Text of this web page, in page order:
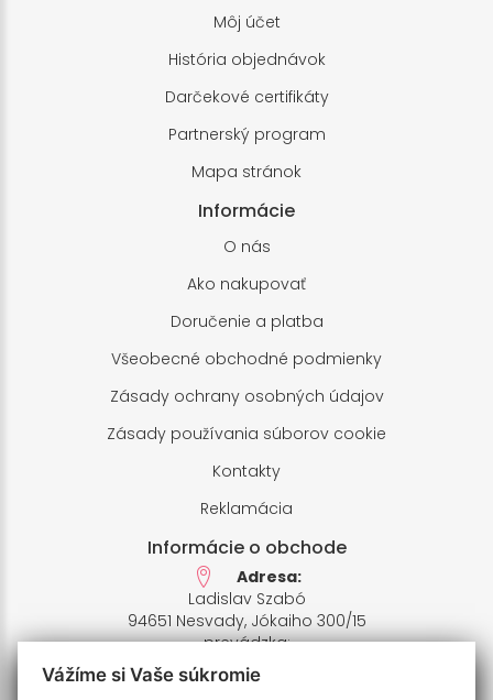
Môj účet
História objednávok
Darčekové certifikáty
Partnerský program
Mapa stránok
Informácie
O nás
Ako nakupovať
Doručenie a platba
Všeobecné obchodné podmienky
Zásady ochrany osobných údajov
Zásady používania súborov cookie
Kontakty
Reklamácia
Informácie o obchode
Adresa:
Ladislav Szabó
94651 Nesvady, Jókaiho 300/15
prevádzka:
94651 Nesvady,Farské pole 1
IČO: 33658412,
Vážíme si Vaše súkromie